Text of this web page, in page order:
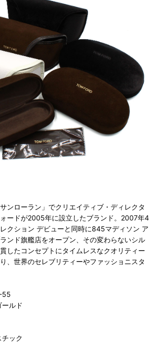
ンローラン」でクリエイティブ・ディレクタ
ードが2005年に設立したブランド。2007年4
クション デビューと同時に845マディソン ア
ンド旗艦店をオープン、その変わらないシル
したコンセプトにタイムレスなクオリティー
、世界のセレブリティーやファッショニスタ
55
ルド
ック